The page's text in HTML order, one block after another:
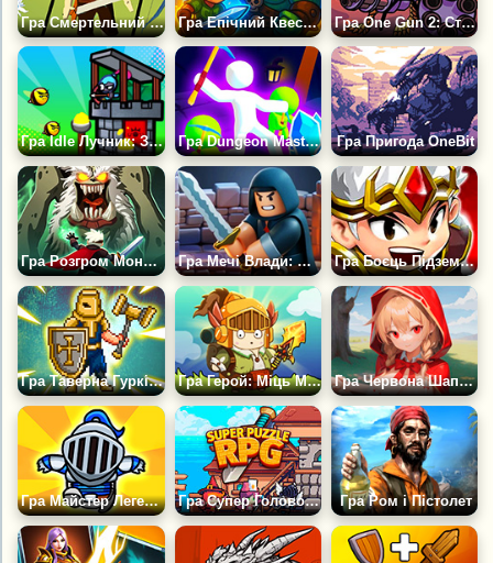
Гра Смертельний Квест Гра Епічний Квест Героя: Idle RPG Гра One Gun 2: Стікмен
Гра Idle Лучник: Захист Вежі Гра Dungeon Master: Культ і Крафт Гра Пригода OneBit
Гра Розгром Монстрів Гра Мечі Влади: Шлях Роббі Гра Боєць Підземель: Екшен-РПГ
Гра Таверна Гуркіт: Картковий Рогалик Гра Герой: Міць Меча і Магії Гра Червона Шапочка: РПГ Клікер
Гра Майстер Легендарної Війни: Епічна РПГ Гра Супер Головоломка РПГ Гра Ром і Пістолет